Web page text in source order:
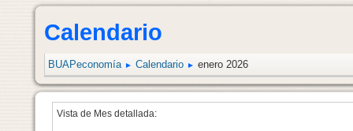
Calendario
BUAPeconomía ► Calendario ► enero 2026
Vista de Mes detallada: